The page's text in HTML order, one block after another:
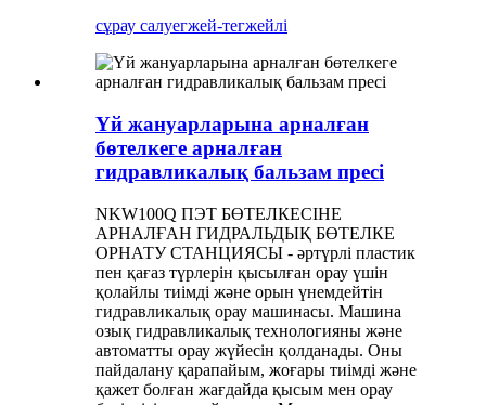
сұрау салуегжей-тегжейлі
Үй жануарларына арналған
бөтелкеге ​​арналған
гидравликалық бальзам пресі
NKW100Q ПЭТ БӨТЕЛКЕСІНЕ
АРНАЛҒАН ГИДРАЛЬДЫҚ БӨТЕЛКЕ
ОРНАТУ СТАНЦИЯСЫ - әртүрлі пластик
пен қағаз түрлерін қысылған орау үшін
қолайлы тиімді және орын үнемдейтін
гидравликалық орау машинасы. Машина
озық гидравликалық технологияны және
автоматты орау жүйесін қолданады. Оны
пайдалану қарапайым, жоғары тиімді және
қажет болған жағдайда қысым мен орау